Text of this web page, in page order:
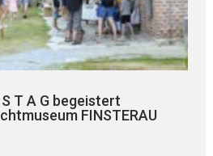
S T A G begeistert
FINSTERAU